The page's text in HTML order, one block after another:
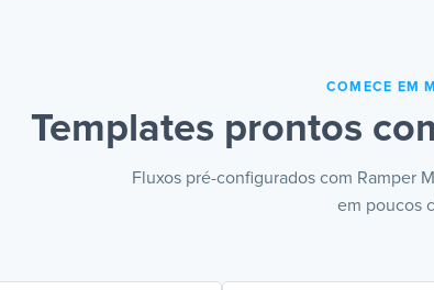
COMECE EM
Templates prontos
Fluxos pré-configurados com Ramper
em poucos